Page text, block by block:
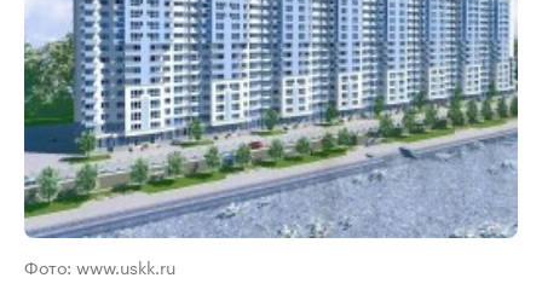
Фото: www.uskk.ru